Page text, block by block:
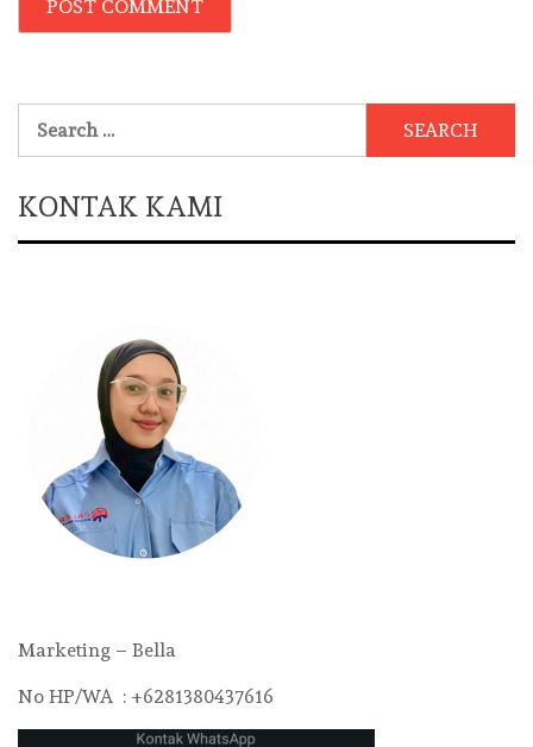
for:
KONTAK KAMI
Marketing – Bella
No HP/WA : +6281380437616